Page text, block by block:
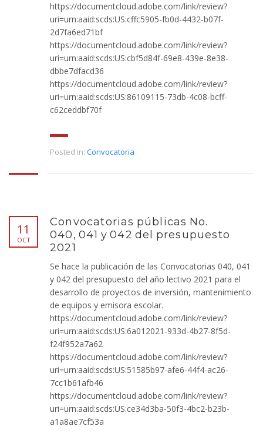
https://documentcloud.adobe.com/link/review?
uri=urn:aaid:scds:US:cffc5905-fb0d-4432-b07f-
2d7fa6ed71bf
https://documentcloud.adobe.com/link/review?
uri=urn:aaid:scds:US:cbf5d84f-69e8-439e-8e38-
dbbe7dfacd36
https://documentcloud.adobe.com/link/review?
uri=urn:aaid:scds:US:86109115-73db-4c08-bcff-
c62ceddbf70f
Posted in: Convocatoria
11
OCT
Convocatorias públicas No.
040, 041 y 042 del presupuesto
2021
Se hace la publicación de las Convocatorias 040, 041
y 042 del presupuesto del año lectivo 2021 para el
desarrollo de proyectos de inversión, mantenimiento
de equipos y emisora escolar.
https://documentcloud.adobe.com/link/review?
uri=urn:aaid:scds:US:6a012021-933d-4b27-8f5d-
f24f952a7a62
https://documentcloud.adobe.com/link/review?
uri=urn:aaid:scds:US:51585b97-afe6-44f4-ac26-
7cc1b61afb46
https://documentcloud.adobe.com/link/review?
uri=urn:aaid:scds:US:ce34d3ba-50f3-4bc2-b23b-
a1a8ae7cf53a